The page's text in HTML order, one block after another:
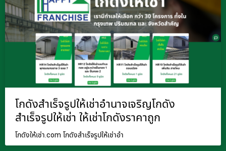
โกดังสำเร็จรูปให้เช่าอำนาจเจริญโกดัง
สำเร็จรูปให้เช่า ให้เช่าโกดังราคาถูก
โกดังให้เช่า.com โกดังสำเร็จรูปให้เช่าอำ